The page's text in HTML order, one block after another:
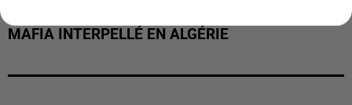
MAFIA INTERPELLÉ EN ALGÉRIE